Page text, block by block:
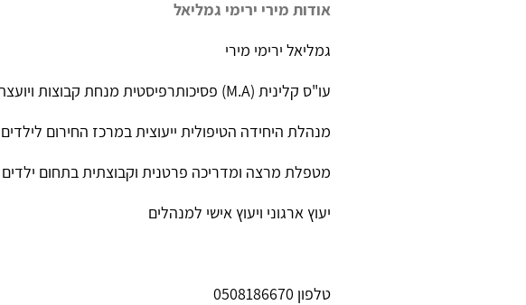
אודות מירי ירימי גמליאל
גמליאל ירימי מירי
עו"ס קלינית (M.A) פסיכותרפיסטית מנחת קבוצות ויועצת אירגונית בגישה פסיכואנליטית מערכתית
מנהלת היחידה הטיפולית ייעוצית במרכז החירום לילדים
מטפלת מרצה ומדריכה פרטנית וקבוצתית בתחום ילדים
יעוץ ארגוני ויעוץ אישי למנהלים
טלפון 0508186670